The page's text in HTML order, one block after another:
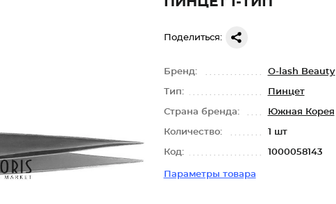
Поделиться:
Бренд: O-lash Beauty
Тип: Пинцет
Страна бренда: Южная Корея
Количество: 1 шт
Код: 1000058143
Параметры товара